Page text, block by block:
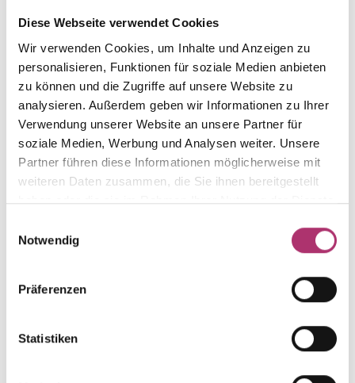
Diese Webseite verwendet Cookies
Wir verwenden Cookies, um Inhalte und Anzeigen zu
personalisieren, Funktionen für soziale Medien anbieten
zu können und die Zugriffe auf unsere Website zu
analysieren. Außerdem geben wir Informationen zu Ihrer
Verwendung unserer Website an unsere Partner für
soziale Medien, Werbung und Analysen weiter. Unsere
Partner führen diese Informationen möglicherweise mit
weiteren Daten zusammen, die Sie ihnen bereitgestellt
haben oder die sie im Rahmen Ihrer Nutzung der Dienste
Notwendig
Präferenzen
Statistiken
Stein
Perlm. w.
Größe
-
Die passenden Stücke
aus der Kollektion.
Cinderella · Collier · Gelbgold 585 · Perlmutt weiss ·